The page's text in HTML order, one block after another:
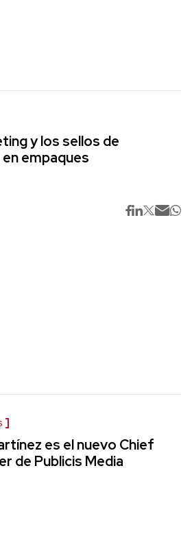
y los sellos de
empaques
es el nuevo Chief
de Publicis Media